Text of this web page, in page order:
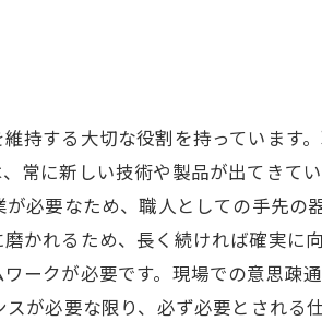
持する大切な役割を持っています
常に新しい技術や製品が出てき
必要なため、職人としての手先
かれるため、長く続ければ確実
ークが必要です。現場での意思疎
が必要な限り、必ず必要とされ